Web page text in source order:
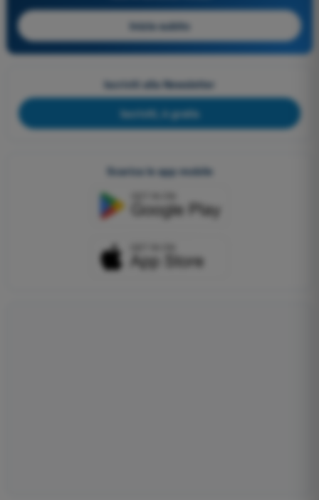
Inizia subito
Iscriviti alla Newsletter
Iscriviti, è gratis
Scarica le app mobile